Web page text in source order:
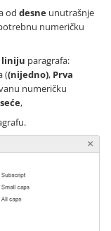
od desne unutrašnje
numeričku
liniju paragrafa:
((nijedno), Prva
numeričku
,